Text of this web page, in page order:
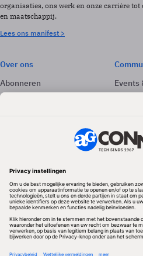
organisaties, ons werk en onze carrière tot
en maatschappij.
Lees ons manifest >
Over ons
Abonneren
Adverteren
Events
Volg ons
Redactionele partner